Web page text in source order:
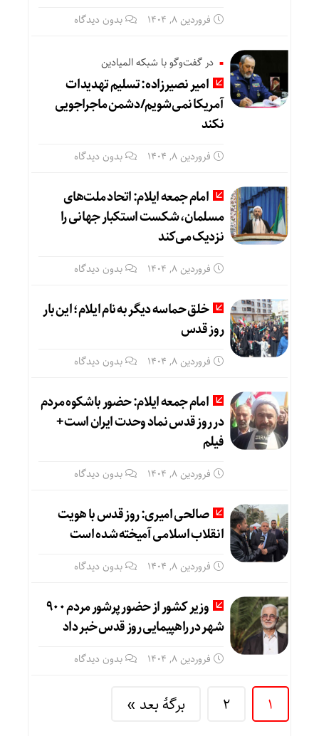
فروردین ۸, ۱۴۰۴ بدون دیدگاه
در گفت‌وگو با شبکه المیادین
امیر نصیرزاده: تسلیم تهدیدات
آمریکا نمی‌شویم/دشمن ماجراجویی
نکند
فروردین ۸, ۱۴۰۴ بدون دیدگاه
امام جمعه ایلام: اتحاد ملت‌های
مسلمان، شکست استکبار جهانی را
نزدیک می‌کند
فروردین ۸, ۱۴۰۴ بدون دیدگاه
خلق حماسه دیگر به نام ایلام؛ این بار
روز قدس
فروردین ۸, ۱۴۰۴ بدون دیدگاه
امام جمعه ایلام: حضور باشکوه مردم
در روز قدس نماد وحدت ایران است +
فیلم
فروردین ۸, ۱۴۰۴ بدون دیدگاه
صالحی امیری: روز قدس با هویت
انقلاب اسلامی آمیخته شده است
فروردین ۸, ۱۴۰۴ بدون دیدگاه
وزیر کشور از حضور پرشور مردم ۹۰۰
شهر در راهپیمایی روز قدس خبر داد
فروردین ۸, ۱۴۰۴ بدون دیدگاه
1
2 برگهٔ بعد »